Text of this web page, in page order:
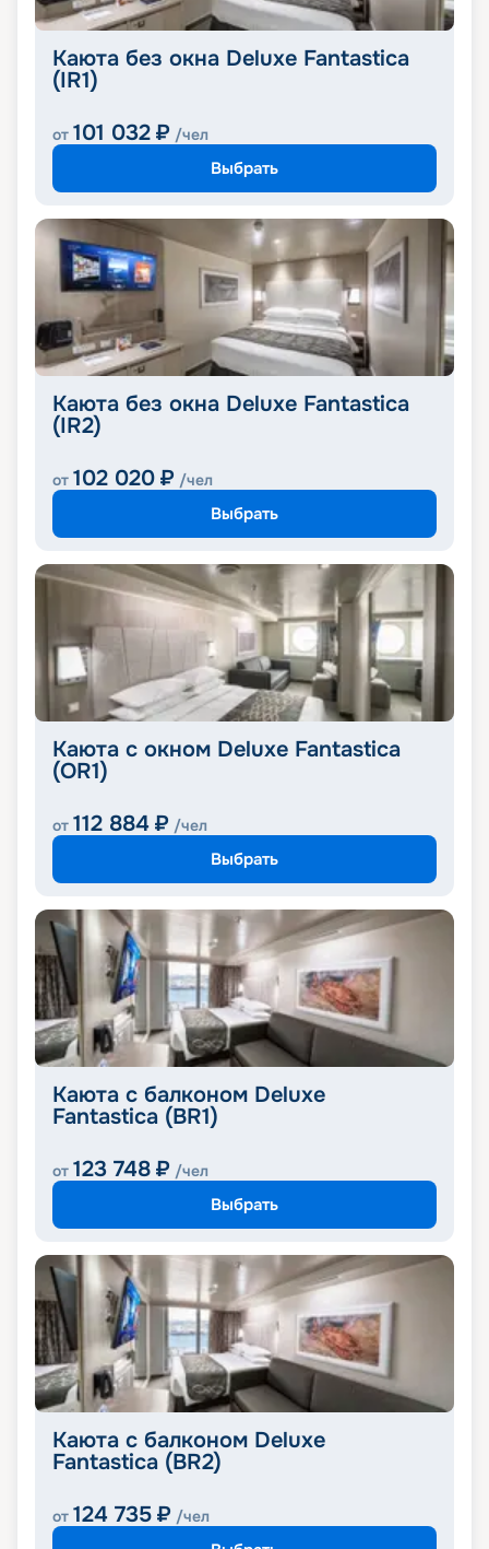
Каюта без окна Deluxe Fantastica
(IR1)
от 101 032 ₽ /чел
Выбрать
Каюта без окна Deluxe Fantastica
(IR2)
от 102 020 ₽ /чел
Выбрать
Каюта с окном Deluxe Fantastica
(OR1)
от 112 884 ₽ /чел
Выбрать
Каюта с балконом Deluxe
Fantastica (BR1)
от 123 748 ₽ /чел
Выбрать
Каюта с балконом Deluxe
Fantastica (BR2)
от 124 735 ₽ /чел